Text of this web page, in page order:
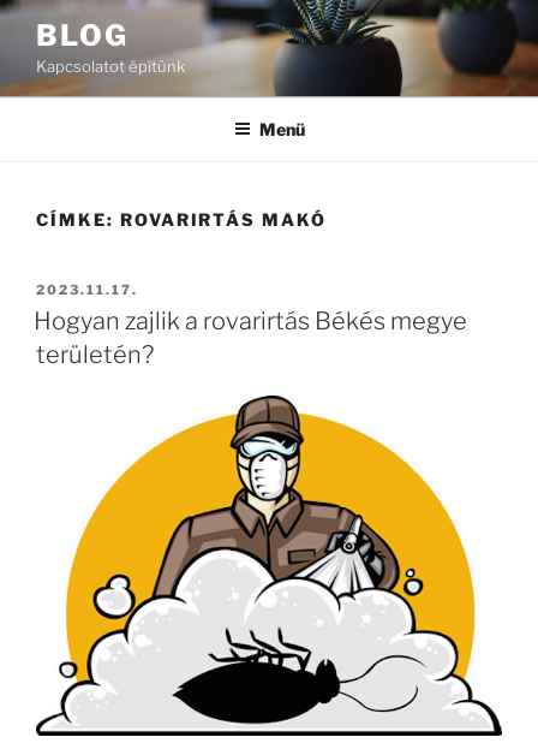
Tartalomhoz
BLOG
Kapcsolatot építünk
Menü
CÍMKE: ROVARIRTÁS MAKÓ
BEKÜLDVE:
2023.11.17.
Hogyan zajlik a rovarirtás Békés megye
területén?